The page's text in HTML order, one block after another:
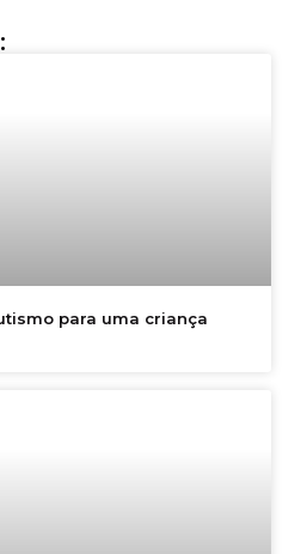
para uma criança